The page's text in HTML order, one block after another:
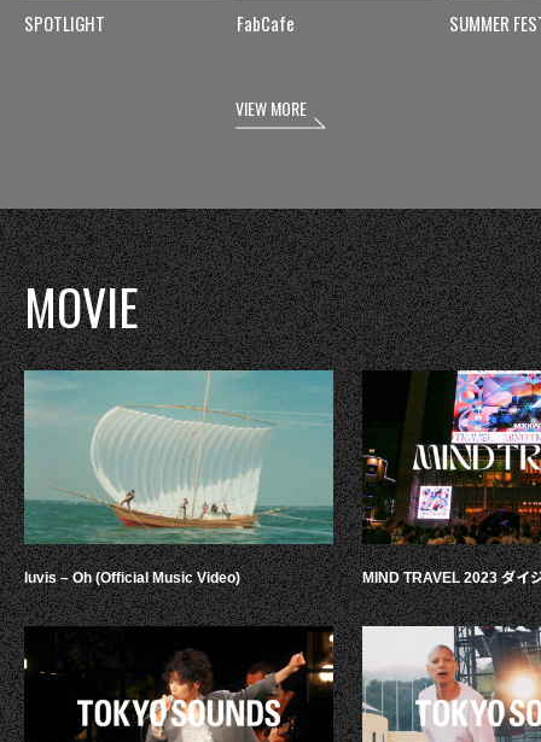
SPOTLIGHT FabCafe SUMMER
VIEW MORE
MOVIE
luvis – Oh (Official Music Video) MIND TRAVEL 2023 ダイ